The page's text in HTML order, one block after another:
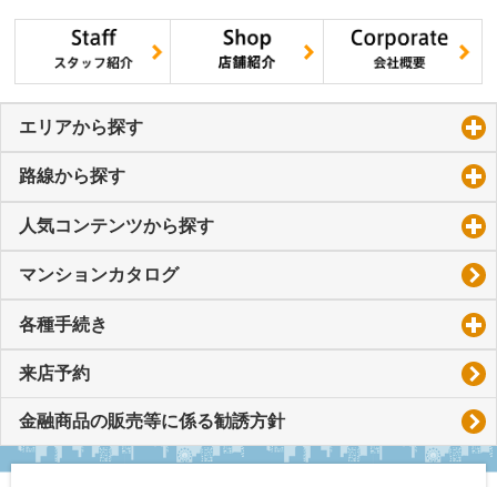
エリアから探す
路線から探す
人気コンテンツから探す
マンションカタログ
各種手続き
来店予約
金融商品の販売等に係る勧誘方針